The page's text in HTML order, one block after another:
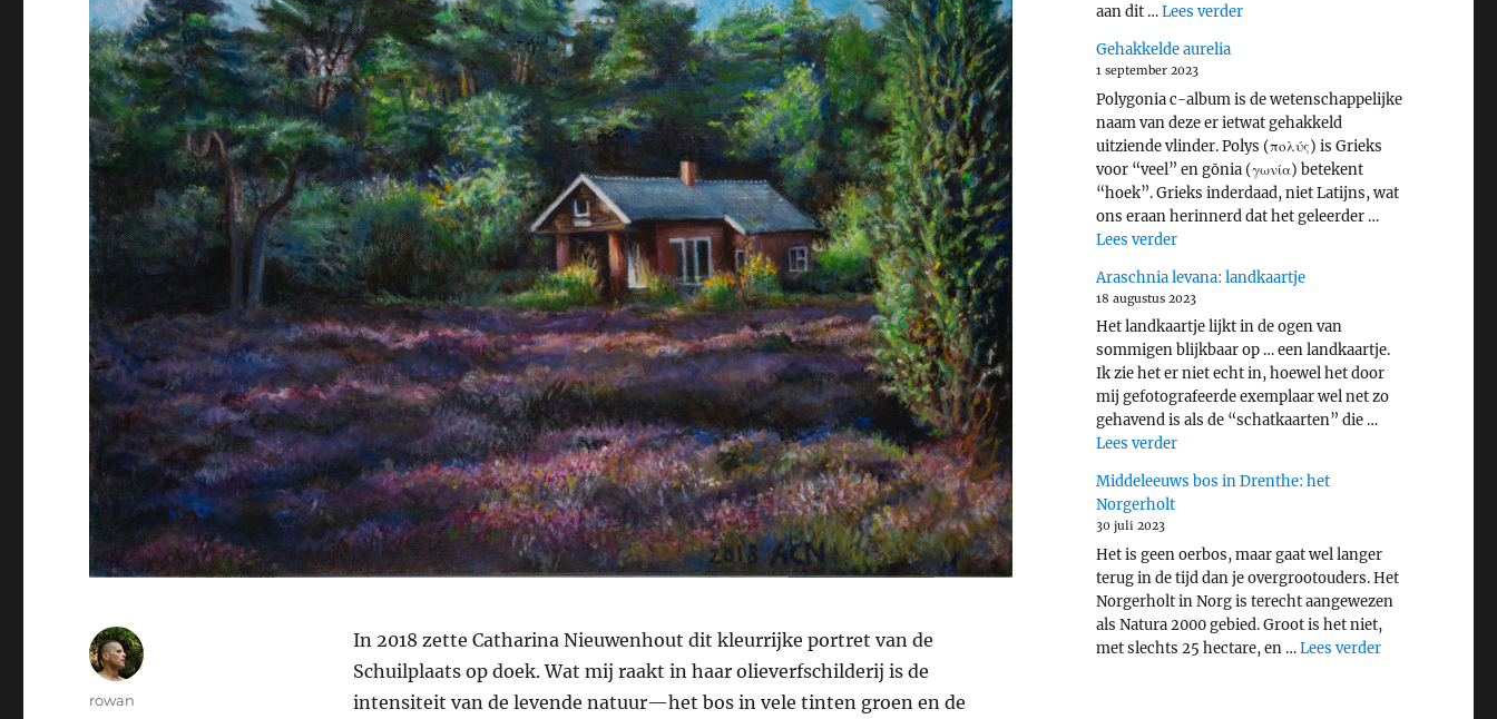
In 2018 zette Catharina Nieuwenhout dit kleurrijke portret van de
Schuilplaats op doek. Wat mij raakt in haar olieverfschilderij is de
intensiteit van de levende natuur—het bos in vele tinten groen en de
Auteur
rowan
aan dit …Lees verder"Zevenstippelig lieveheersbeestje"
Gehakkelde aurelia
1 september 2023
Polygonia c-album is de wetenschappelijke
naam van deze er ietwat gehakkeld
uitziende vlinder. Polys (πολύς) is Grieks
voor “veel” en gōnia (γωνία) betekent
“hoek”. Grieks inderdaad, niet Latijns, wat
ons eraan herinnerd dat het geleerder …
Lees verder"Gehakkelde aurelia"
Araschnia levana: landkaartje
18 augustus 2023
Het landkaartje lijkt in de ogen van
sommigen blijkbaar op … een landkaartje.
Ik zie het er niet echt in, hoewel het door
mij gefotografeerde exemplaar wel net zo
gehavend is als de “schatkaarten” die …
Lees verder"Araschnia levana: landkaartje"
Middeleeuws bos in Drenthe: het
Norgerholt
30 juli 2023
Het is geen oerbos, maar gaat wel langer
terug in de tijd dan je overgrootouders. Het
Norgerholt in Norg is terecht aangewezen
als Natura 2000 gebied. Groot is het niet,
met slechts 25 hectare, en …Lees verder"Middeleeuws